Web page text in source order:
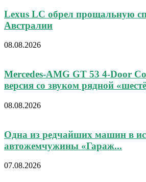
Lexus LC обрел прощальную
Австралии
08.08.2026
Mercedes-AMG GT 53 4-Door
версия со звуком рядной
08.08.2026
Одна из редчайших машин в
автожемчужины «Гараж...
07.08.2026